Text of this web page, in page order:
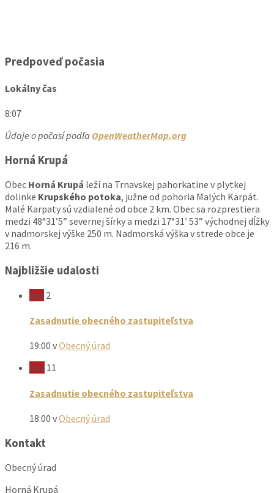
Predpoveď počasia
Lokálny čas
8:07
Údaje o počasí podľa OpenWeatherMap.org
Horná Krupá
Obec Horná Krupá leží na Trnavskej pahorkatine v plytkej
dolinke Krupského potoka, južne od pohoria Malých Karpát.
Malé Karpaty sú vzdialené od obce 2 km. Obec sa rozprestiera
medzi 48°31’5” severnej šírky a medzi 17°31′ 53” východnej dĺžky
v nadmorskej výške 250 m. Nadmorská výška v strede obce je
216 m.
Najbližšie udalosti
sep 2
Zasadnutie obecného zastupiteľstva
19:00 vObecný úrad
nov 11
Zasadnutie obecného zastupiteľstva
18:00 vObecný úrad
Kontakt
Obecný úrad
Horná Krupá